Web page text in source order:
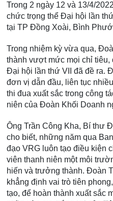
Trong 2 ngày 12 và 13/4/
chức trọng thể Đại hội lần
tại TP Đồng Xoài, Bình
Trong nhiệm kỳ vừa qua,
thành vượt mức mọi chỉ
Đại hội lần thứ VII đã đề ra.
đơn vị dẫn đầu, liên tục
thi đua xuất sắc trong công
niên của Đoàn Khối Doanh
Ông Trần Công Kha, Bí thư
cho biết, những năm qua
đạo VRG luôn tạo điều kiện
viên thanh niên một môi
hiến và trưởng thành. Đoàn
khẳng định vai trò tiên
tạo, để hoàn thành xuất sắc